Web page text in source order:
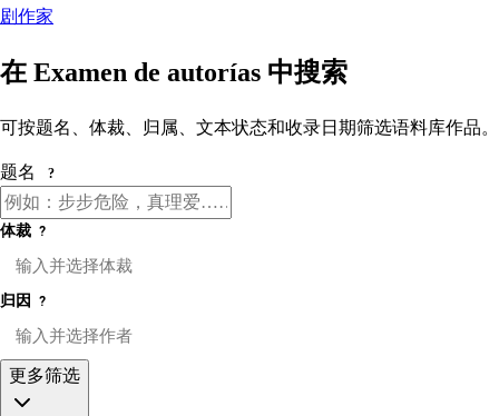
剧作家
在 Examen de autorías 中搜索
可按题名、体裁、归属、文本状态和收录日期筛选语料库作品。
题名 ?
体裁 ?
归因 ?
更多筛选